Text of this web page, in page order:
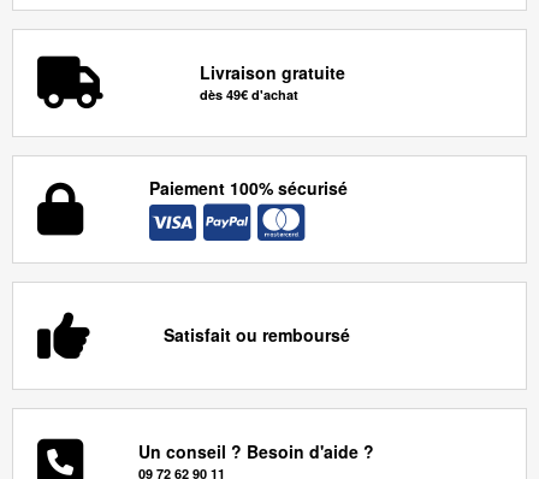
Livraison gratuite
dès 49€ d'achat
Paiement 100% sécurisé
Satisfait ou remboursé
Un conseil ? Besoin d'aide ?
09 72 62 90 11